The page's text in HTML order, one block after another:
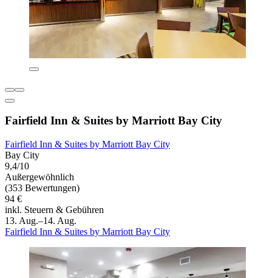
Fairfield Inn & Suites by Marriott Bay City
Fairfield Inn & Suites by Marriott Bay City
Bay City
9,4/10
Außergewöhnlich
(353 Bewertungen)
94 €
inkl. Steuern & Gebühren
13. Aug.–14. Aug.
Fairfield Inn & Suites by Marriott Bay City